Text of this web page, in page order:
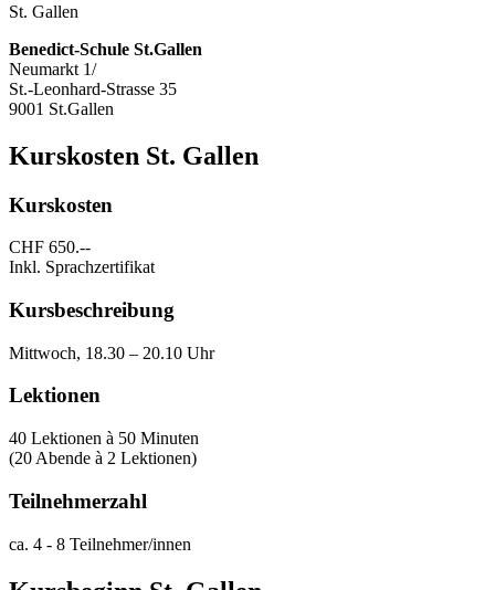
St. Gallen
Benedict-Schule St.Gallen
Neumarkt 1/
St.-Leonhard-Strasse 35
9001 St.Gallen
Kurskosten St. Gallen
Kurskosten
CHF 650.--
Inkl. Sprachzertifikat
Kursbeschreibung
Mittwoch, 18.30 – 20.10 Uhr
Lektionen
40 Lektionen à 50 Minuten
(20 Abende à 2 Lektionen)
Teilnehmerzahl
ca. 4 - 8 Teilnehmer/innen